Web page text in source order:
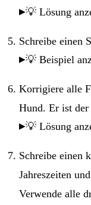
💡 Lösung
Schreibe einen
💡 Beispiel
Korrigiere alle
Hund. Er ist
💡 Lösung
Schreibe einen
Jahreszeiten
Verwende alle